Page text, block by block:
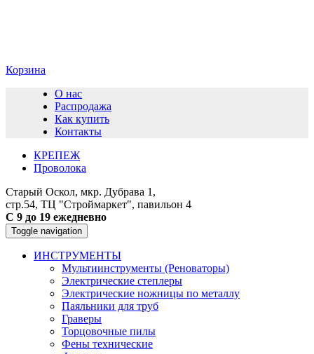
Корзина
О нас
Распродажа
Как купить
Контакты
КРЕПЕЖ
Проволока
Старый Оскол, мкр. Дубрава 1,
стр.54, ТЦ "Строймаркет", павильон 4
С 9 до 19 ежедневно
Toggle navigation
ИНСТРУМЕНТЫ
Мультиинструменты (Реноваторы)
Электрические степлеры
Электрические ножницы по металлу
Паяльники для труб
Граверы
Торцовочные пилы
Фены технические